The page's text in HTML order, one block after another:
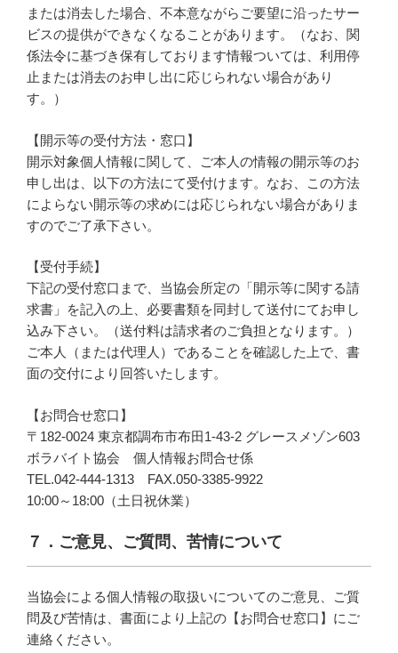
または消去した場合、不本意ながらご要望に沿ったサー
ビスの提供ができなくなることがあります。（なお、関
係法令に基づき保有しております情報ついては、利用停
止または消去のお申し出に応じられない場合があり
す。）
【開示等の受付方法・窓口】
開示対象個人情報に関して、ご本人の情報の開示等のお
申し出は、以下の方法にて受付けます。なお、この方法
によらない開示等の求めには応じられない場合がありま
すのでご了承下さい。
【受付手続】
下記の受付窓口まで、当協会所定の「開示等に関する請
求書」を記入の上、必要書類を同封して送付にてお申し
込み下さい。（送付料は請求者のご負担となります。）
ご本人（または代理人）であることを確認した上で、書
面の交付により回答いたします。
【お問合せ窓口】
〒182-0024 東京都調布市布田1-43-2 グレースメゾン603
ボラバイト協会 個人情報お問合せ係
TEL.042-444-1313 FAX.050-3385-9922
10:00～18:00（土日祝休業）
７．ご意見、ご質問、苦情について
当協会による個人情報の取扱いについてのご意見、ご質
問及び苦情は、書面により上記の【お問合せ窓口】にご
連絡ください。